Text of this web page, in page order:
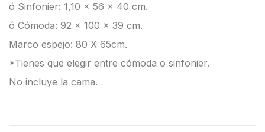
ó Sinfonier: 1,10 x 56 x 40 cm.
ó Cómoda: 92 x 100 x 39 cm.
Marco espejo: 80 X 65cm.
*Tienes que elegir entre cómoda o sinfonier.
No incluye la cama.